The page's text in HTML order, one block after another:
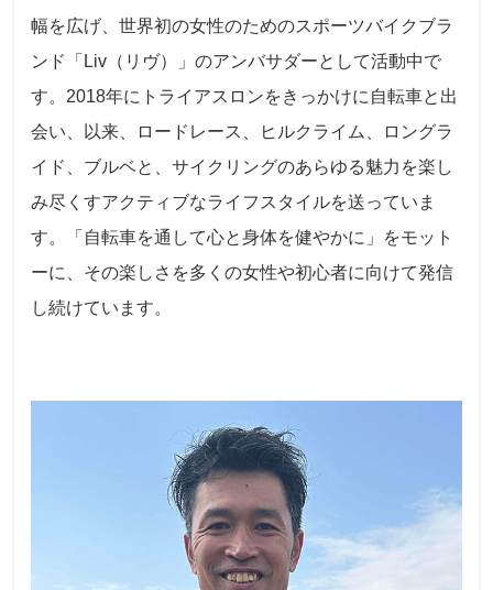
幅を広げ、世界初の女性のためのスポーツバイクブラ
ンド「Liv（リヴ）」のアンバサダーとして活動中で
す。2018年にトライアスロンをきっかけに自転車と出
会い、以来、ロードレース、ヒルクライム、ロングラ
イド、ブルベと、サイクリングのあらゆる魅力を楽し
み尽くすアクティブなライフスタイルを送っていま
す。「自転車を通して心と身体を健やかに」をモット
ーに、その楽しさを多くの女性や初心者に向けて発信
し続けています。